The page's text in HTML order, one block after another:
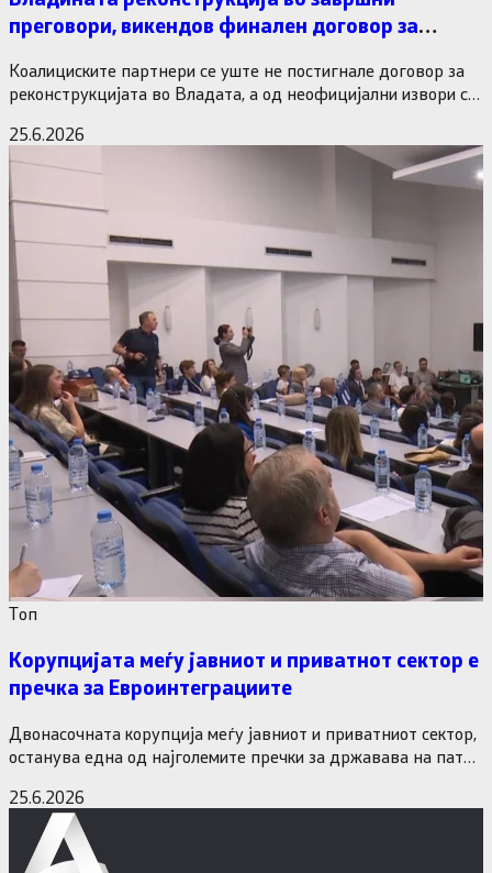
преговори, викендов финален договор за
Коалициските партнери се уште не постигнале договор за
реконструкцијата во Владата, а од неофицијални извори се
25.6.2026
Tоп
Корупцијата меѓу јавниот и приватнот сектор е
пречка за Евроинтеграциите
Двонасочната корупција меѓу јавниот и приватниот сектор,
останува една од најголемите пречки за државава на патот
25.6.2026